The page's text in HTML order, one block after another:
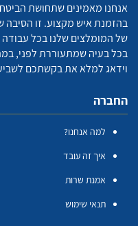
אנחנו מאמינים שתחושת
בהזמנת איש מקצוע. זו הסיבה
של המומלצים שלנו בכל
בכל בעיה שמתעוררת לפני,
וידאג למלא את בקשתכם
החברה
למה אנחנו?
איך זה עובד
אמנת שרות
תנאי שימוש